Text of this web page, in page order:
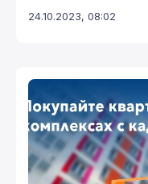
24.10.2023, 08:02